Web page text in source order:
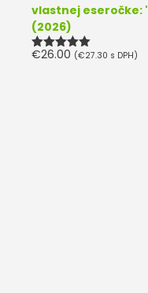
vlastnej eseročke:
(2026)
Hodnotenie
€26.00 (€27.30 s DPH)